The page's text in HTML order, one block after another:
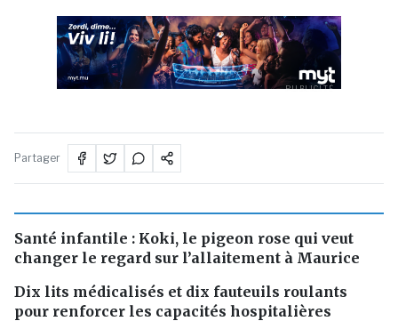
PUBLICITÉ
Partager
Santé infantile : Koki, le pigeon rose qui veut
changer le regard sur l’allaitement à Maurice
Dix lits médicalisés et dix fauteuils roulants
pour renforcer les capacités hospitalières